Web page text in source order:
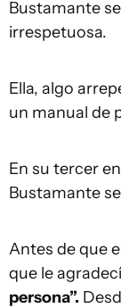
Bustamante
irrespetuosa.
Ella, algo
un manual de
En su tercer
Bustamante
Antes de que
que le
persona”.